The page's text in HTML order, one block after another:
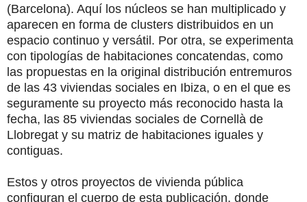
(Barcelona). Aquí los núcleos se han multiplicado y
aparecen en forma de clusters distribuidos en un
espacio continuo y versátil. Por otra, se experimenta
con tipologías de habitaciones concatendas, como
las propuestas en la original distribución entremuros
de las 43 viviendas sociales en Ibiza, o en el que es
seguramente su proyecto más reconocido hasta la
fecha, las 85 viviendas sociales de Cornellà de
Llobregat y su matriz de habitaciones iguales y
contiguas.
Estos y otros proyectos de vivienda pública
configuran el cuerpo de esta publicación, donde